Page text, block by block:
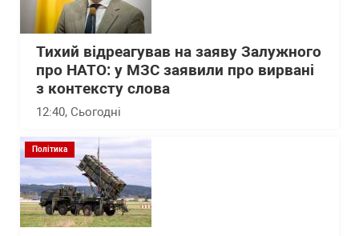
Тихий відреагував на заяву Залужного
про НАТО: у МЗС заявили про вирвані
з контексту слова
12:40, Сьогодні
Політика